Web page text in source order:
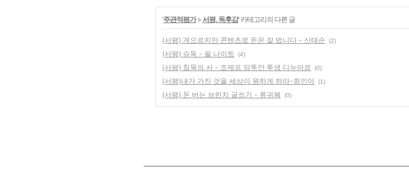
'주관적평가>서평, 독후감' 카테고리의 다른 글
(서평) 게으르지만 콘텐츠로 돈은 잘 법니다 - 신태순 (2)
(서평) 슈독 - 필 나이트 (4)
(서평) 침묵의 서 - 조제프 앙투안 투생 디누아르 (0)
(서평)내가 가진 것을 세상이 원하게 하라-최인아 (1)
(서평) 돈 버는 브런치 글쓰기 - 류귀복 (0)